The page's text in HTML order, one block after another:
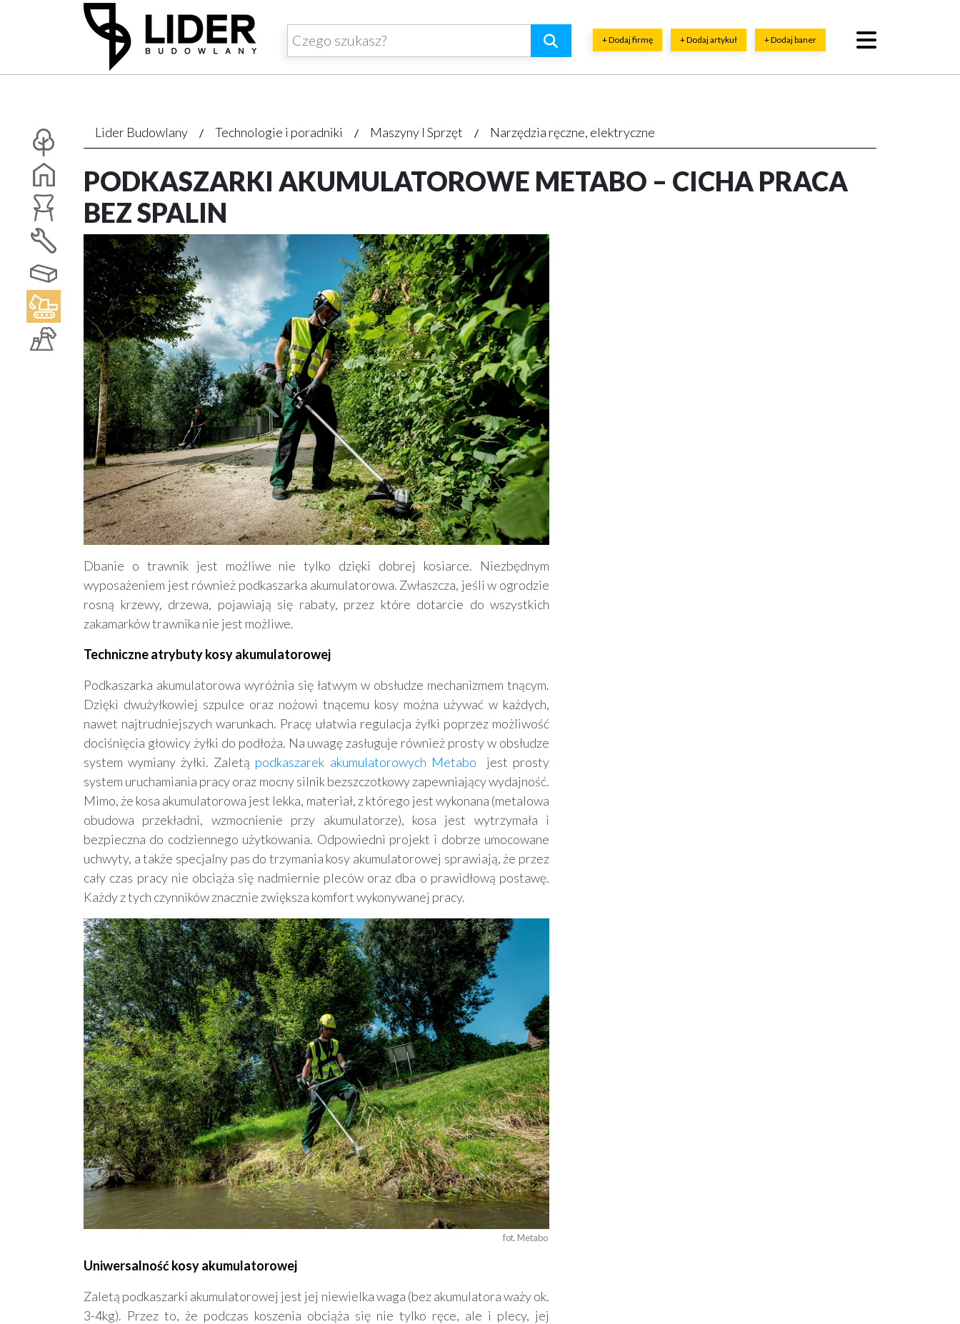
+ Dodaj firmę + Dodaj artykuł + Dodaj baner
Lider Budowlany Technologie i poradniki Maszyny I Sprzęt Narzędzia ręczne, elektryczne
PODKASZARKI AKUMULATOROWE METABO – CICHA PRACA
BEZ SPALIN
Dbanie o trawnik jest możliwe nie tylko dzięki dobrej kosiarce. Niezbędnym
wyposażeniem jest również podkaszarka akumulatorowa. Zwłaszcza, jeśli w ogrodzie
rosną krzewy, drzewa, pojawiają się rabaty, przez które dotarcie do wszystkich
zakamarków trawnika nie jest możliwe.
Techniczne atrybuty kosy akumulatorowej
Podkaszarka akumulatorowa wyróżnia się łatwym w obsłudze mechanizmem tnącym.
Dzięki dwużyłkowiej szpulce oraz nożowi tnącemu kosy można używać w każdych,
nawet najtrudniejszych warunkach. Pracę ułatwia regulacja żyłki poprzez możliwość
dociśnięcia głowicy żyłki do podłoża. Na uwagę zasługuje również prosty w obsłudze
system wymiany żyłki. Zaletą podkaszarek akumulatorowych Metabo jest prosty
system uruchamiania pracy oraz mocny silnik bezszczotkowy zapewniający wydajność.
Mimo, że kosa akumulatorowa jest lekka, materiał, z którego jest wykonana (metalowa
obudowa przekładni, wzmocnienie przy akumulatorze), kosa jest wytrzymała i
bezpieczna do codziennego użytkowania. Odpowiedni projekt i dobrze umocowane
uchwyty, a także specjalny pas do trzymania kosy akumulatorowej sprawiają, że przez
cały czas pracy nie obciąża się nadmiernie pleców oraz dba o prawidłową postawę.
Każdy z tych czynników znacznie zwiększa komfort wykonywanej pracy.
fot. Metabo
Uniwersalność kosy akumulatorowej
Zaletą podkaszarki akumulatorowej jest jej niewielka waga (bez akumulatora waży ok.
3-4kg). Przez to, że podczas koszenia obciąża się nie tylko ręce, ale i plecy, jej